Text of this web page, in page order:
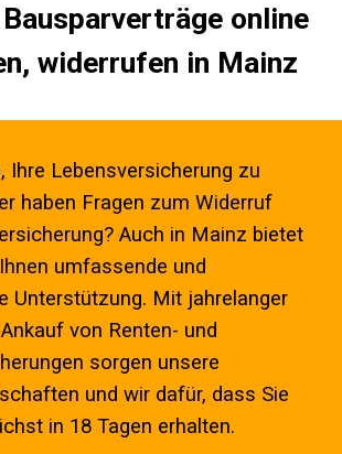
online
widerrufen in Mainz
Ihre Lebensversicherung zu
haben Fragen zum Widerruf
Auch in Mainz bietet
Ihnen umfassende und
Unterstützung. Mit jahrelanger
von Renten- und
sorgen unsere
und wir dafür, dass Sie
in 18 Tagen erhalten.